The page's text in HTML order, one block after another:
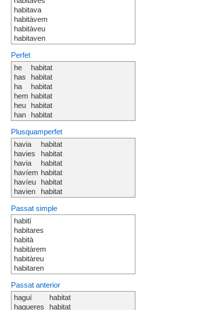
habitava
habitàvem
habitàveu
habitaven
Perfet
he
has
ha
hem
heu
han
habitat
habitat
habitat
habitat
habitat
habitat
Plusquamperfet
havia
havies
havia
havíem
havíeu
havien
habitat
habitat
habitat
habitat
habitat
habitat
Passat simple
habití
habitares
habità
habitàrem
habitàreu
habitaren
Passat anterior
haguí
hagueres
habitat
habitat